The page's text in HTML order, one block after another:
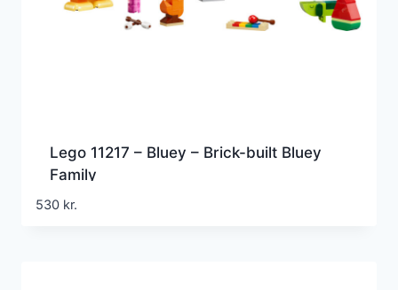
Lego 11217 – Bluey – Brick-built Bluey
Family
530 kr.